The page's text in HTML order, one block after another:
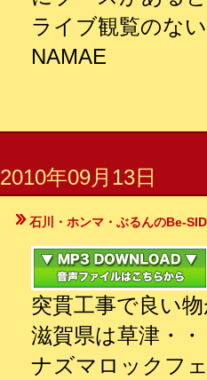
ライブ観覧のな
NAMAE
2010年09月13日
石川・ホンマ・ぶるんのBe-
突貫工事で良い
滋賀県は草津・
ナズマロックフ